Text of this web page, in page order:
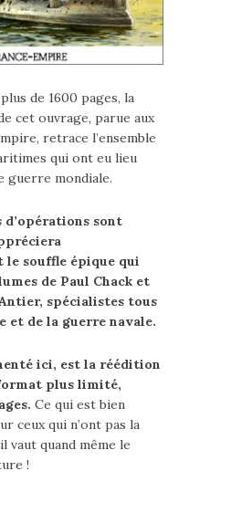
de 1600 pages, la
cet ouvrage, parue aux
retrace l’ensemble
qui ont eu lieu
guerre mondiale.
d’opérations sont
souffle épique qui
de Paul Chack et
spécialistes tous
et de la guerre navale.
ici, est la réédition
plus limité,
Ce qui est bien
ceux qui n’ont pas la
vaut quand même le
!